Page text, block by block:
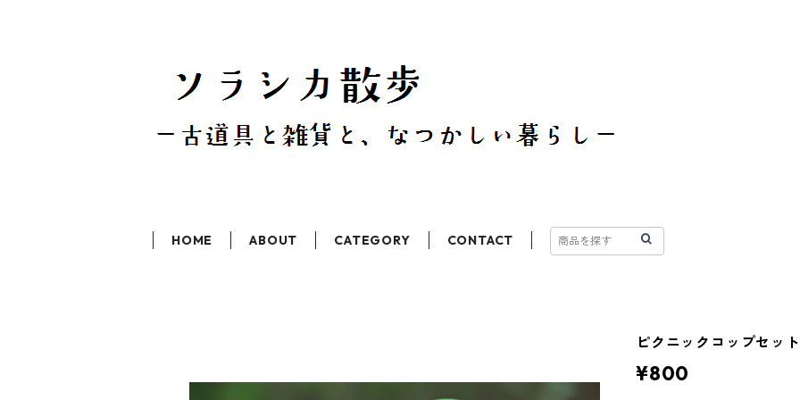
HOME ABOUT CATEGORY CONTACT
ピクニックコップセット
¥800